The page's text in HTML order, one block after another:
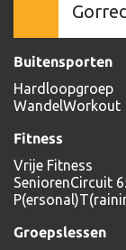
Buitensporten
Hardloopgroep
WandelWorkout
Fitness
Vrije Fitness
SeniorenCircuit
Groepslessen